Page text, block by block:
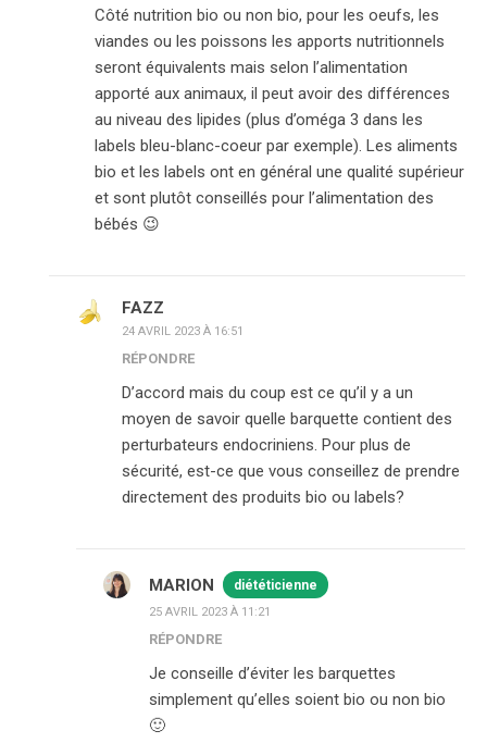
Côté nutrition bio ou non bio, pour les oeufs, les
viandes ou les poissons les apports nutritionnels
seront équivalents mais selon l’alimentation
apporté aux animaux, il peut avoir des différences
au niveau des lipides (plus d’oméga 3 dans les
labels bleu-blanc-coeur par exemple). Les aliments
bio et les labels ont en général une qualité supérieur
et sont plutôt conseillés pour l’alimentation des
bébés 😉
FAZZ
24 AVRIL 2023 À 16:51
RÉPONDRE
D’accord mais du coup est ce qu’il y a un
moyen de savoir quelle barquette contient des
perturbateurs endocriniens. Pour plus de
sécurité, est-ce que vous conseillez de prendre
directement des produits bio ou labels?
MARION diététicienne
25 AVRIL 2023 À 11:21
RÉPONDRE
Je conseille d’éviter les barquettes
simplement qu’elles soient bio ou non bio
🙂